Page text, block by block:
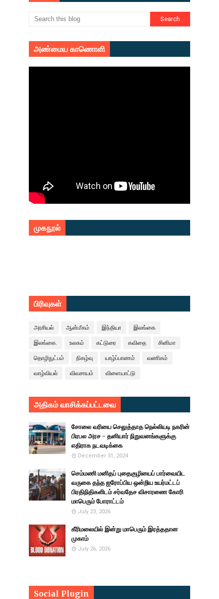
அண்மைய காணொளி
முகநூல்
பிரிவுகள்
அரசியல் ஆன்மீகம் இந்தியா இலங்கை
இலங்கை. உலகம் கட்டுரை கவிதை சினிமா
தொழிநுட்பம் நிகழ்வு யாழ்ப்பாணம் வணிகம்
வாழ்வியல் விவசாயம் விளையாட்டு
அதிகம் வாசிக்கப்பட்டவை
சோலை வரியை செலுத்தாத நெல்லியடி நகரின்
பிரபல அரச - தனியார் நிறுவனங்களுக்கு
எதிராக நடவடிக்கை
December 31, 2024
செம்மணி மனிதப் புதைகுழியைப் பார்வையிட
வருகை தந்த ஐரோப்பிய ஒன்றிய உயர்மட்டப்
பிரதிநிதிகளிடம் சர்வதேச விசாரணை கோரி
மாபெரும் போராட்டம்
July 23, 2026
கீரிமலையில் இன்று மாபெரும் இரத்ததான
முகாம்
July 26, 2026
Social Plugin